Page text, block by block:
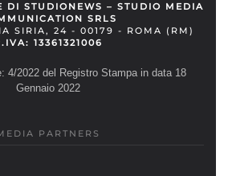
DI STUDIONEWS – STUDIO MEDIA
SRLS
SIRIA, 24 - 00179 - ROMA (RM)
13361321006
4/2022 del Registro Stampa in data 18
Gennaio 2022
PARTNERS